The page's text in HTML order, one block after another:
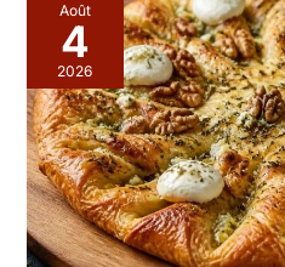
Août
4
2026